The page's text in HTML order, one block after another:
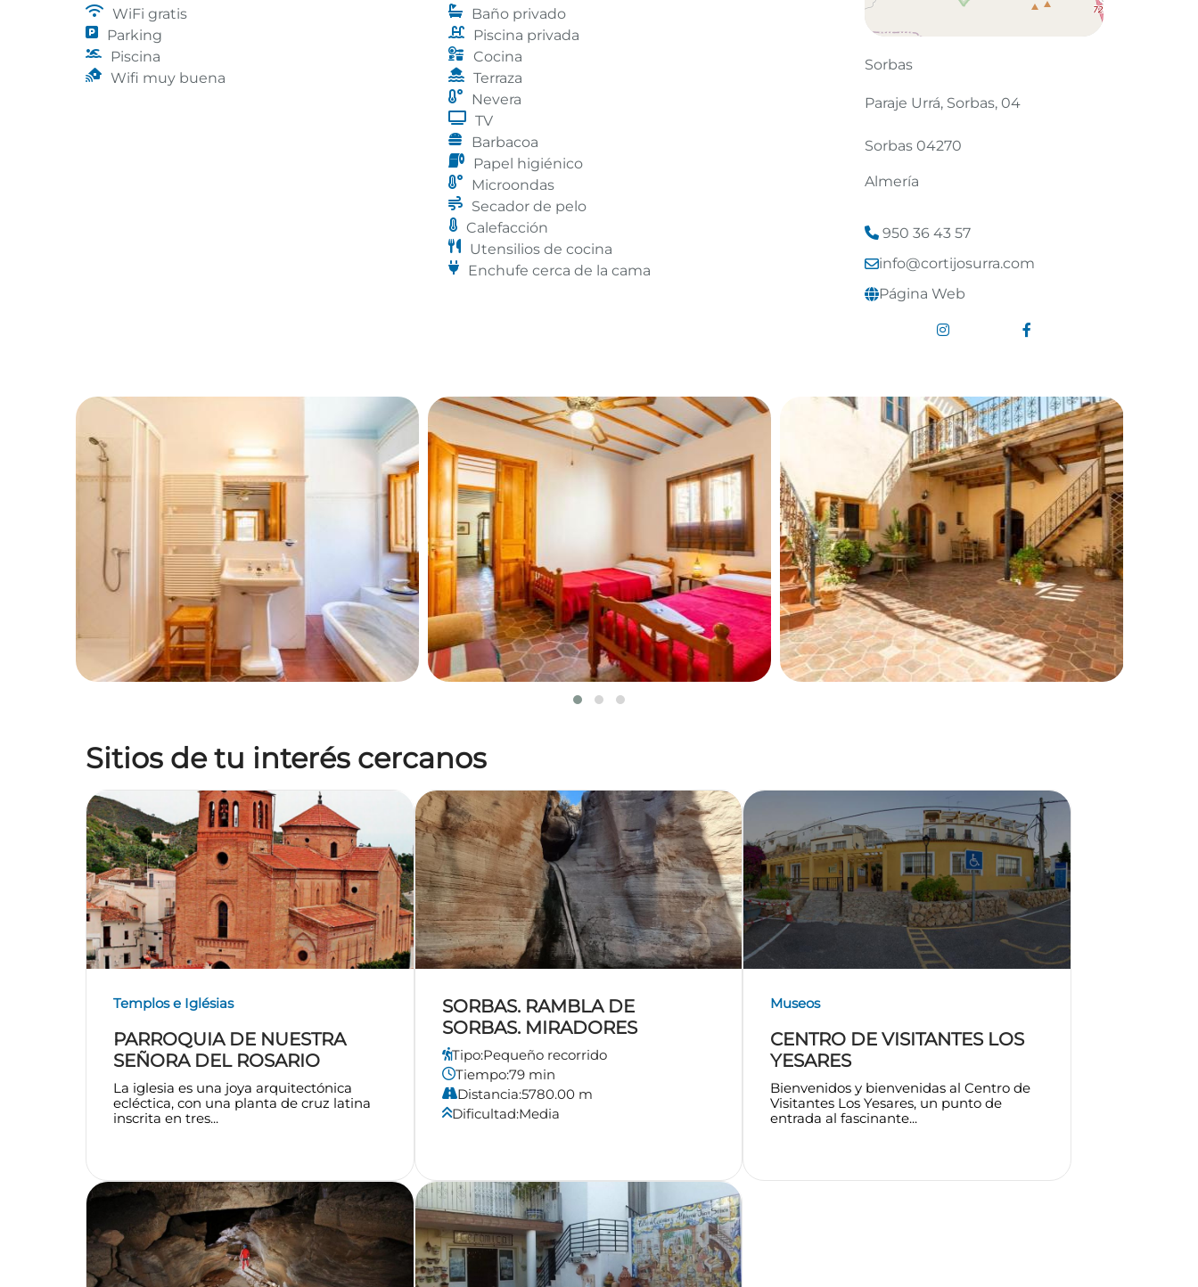
WiFi gratis
Parking
Piscina
Wifi muy buena
Baño privado
Piscina privada
Cocina
Terraza
Nevera
TV
Barbacoa
Papel higiénico
Microondas
Secador de pelo
Calefacción
Utensilios de cocina
Enchufe cerca de la cama
Sorbas
Paraje Urrá, Sorbas, 04
Sorbas 04270
Almería
950 36 43 57
info@cortijosurra.com
Página Web
Enlace a InstagramEnlace a Facebook
Sitios de tu interés cercanos
Templos e Iglésias
PARROQUIA DE NUESTRA
SEÑORA DEL ROSARIO
La iglesia es una joya arquitectónica
ecléctica, con una planta de cruz latina
inscrita en tres...
SORBAS. RAMBLA DE
SORBAS. MIRADORES
Tipo:Pequeño recorrido
Tiempo:79 min
Distancia:5780.00 m
Dificultad:Media
Museos
CENTRO DE VISITANTES LOS
YESARES
Bienvenidos y bienvenidas al Centro de
Visitantes Los Yesares, un punto de
entrada al fascinante...